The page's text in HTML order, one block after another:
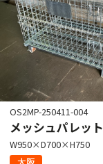
OS2MP-250411-004
メッシュパレット
W950×D700×H750